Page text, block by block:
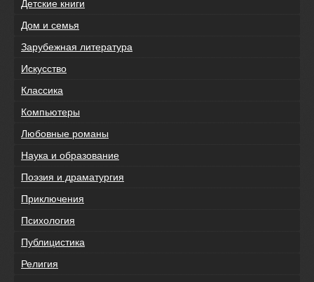
Детские книги
Дом и семья
Зарубежная литература
Искусство
Классика
Компьютеры
Любовные романы
Наука и образование
Поэзия и драматургия
Приключения
Психология
Публицистика
Религия